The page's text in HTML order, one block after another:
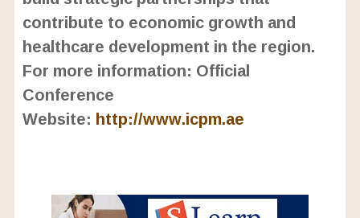
contribute to economic growth and
healthcare development in the region.
For more information: Official
Conference
Website: http://www.icpm.ae